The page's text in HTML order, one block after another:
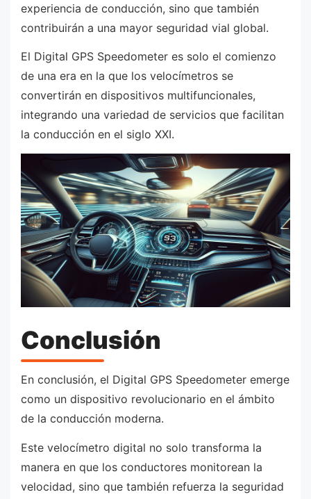
experiencia de conducción, sino que también
contribuirán a una mayor seguridad vial global.
El Digital GPS Speedometer es solo el comienzo
de una era en la que los velocímetros se
convertirán en dispositivos multifuncionales,
integrando una variedad de servicios que facilitan
la conducción en el siglo XXI.
Conclusión
En conclusión, el Digital GPS Speedometer emerge
como un dispositivo revolucionario en el ámbito
de la conducción moderna.
Este velocímetro digital no solo transforma la
manera en que los conductores monitorean la
velocidad, sino que también refuerza la seguridad